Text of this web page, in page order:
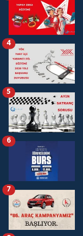
4
5
6
7